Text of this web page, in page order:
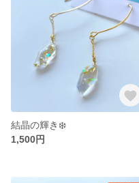
結晶の輝き❄️
1,500円